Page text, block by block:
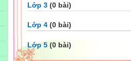
Lớp 3 (0 bài)
Lớp 4 (0 bài)
Lớp 5 (0 bài)